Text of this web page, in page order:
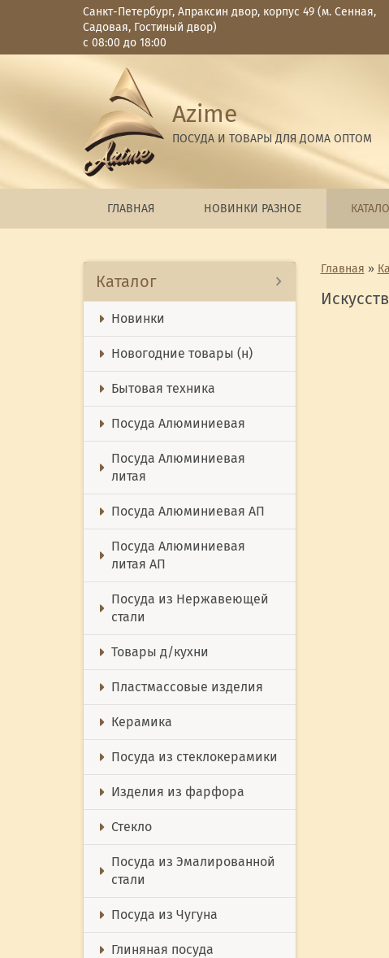
Санкт-Петербург, Апраксин двор, корпус 49 (м. Сенная,
Садовая, Гостиный двор)
с 08:00 до 18:00
Azime
ПОСУДА И ТОВАРЫ ДЛЯ ДОМА ОПТОМ
ГЛАВНАЯ НОВИНКИ РАЗНОЕ
Каталог
Новинки
Новогодние товары (н)
Бытовая техника
Посуда Алюминиевая
Посуда Алюминиевая
литая
Посуда Алюминиевая АП
Посуда Алюминиевая
литая АП
Посуда из Нержавеющей
стали
Товары д/кухни
Пластмассовые изделия
Керамика
Посуда из стеклокерамики
Изделия из фарфора
Стекло
Посуда из Эмалированной
стали
Посуда из Чугуна
Глиняная посуда
Главная »